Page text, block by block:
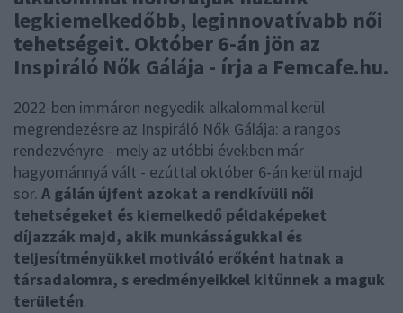
legkiemelkedőbb, leginnovatívabb női
tehetségeit. Október 6-án jön az
Inspiráló Nők Gálája - írja a Femcafe.hu.
2022-ben immáron negyedik alkalommal kerül
megrendezésre az Inspiráló Nők Gálája: a rangos
rendezvényre - mely az utóbbi években már
hagyománnyá vált - ezúttal október 6-án kerül majd
sor. A gálán újfent azokat a rendkívüli női
tehetségeket és kiemelkedő példaképeket
díjazzák majd, akik munkásságukkal és
teljesítményükkel motiváló erőként hatnak a
társadalomra, s eredményeikkel kitűnnek a maguk
területén.